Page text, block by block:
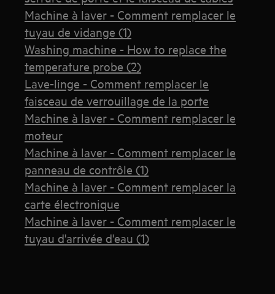
Machine à laver - Comment remplacer le
tuyau de vidange (1)
Washing machine - How to replace the
temperature probe (2)
Lave-linge - Comment remplacer le
faisceau de verrouillage de la porte
Machine à laver - Comment remplacer le
moteur
Machine à laver - Comment remplacer le
panneau de contrôle (1)
Machine à laver - Comment remplacer la
carte électronique
Machine à laver - Comment remplacer le
tuyau d'arrivée d'eau (1)